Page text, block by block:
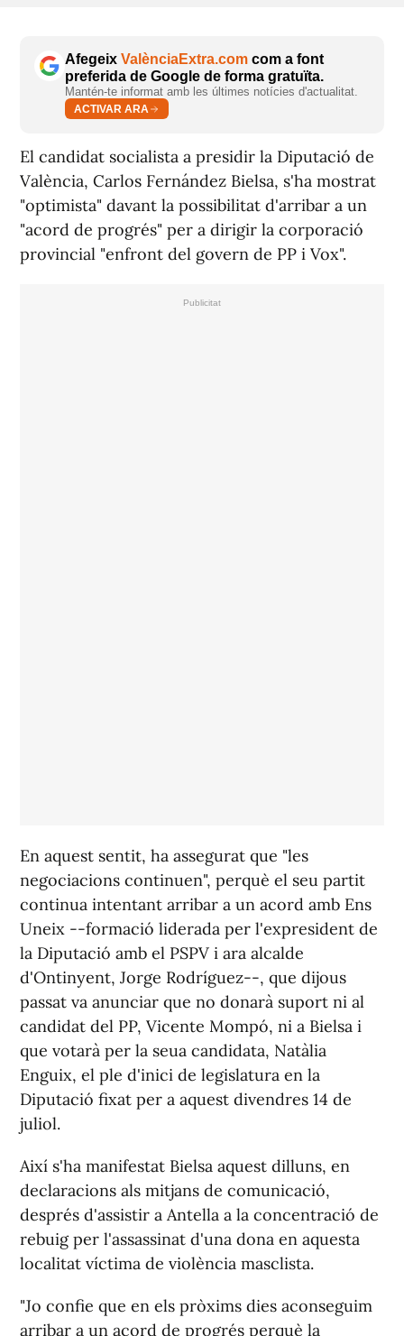
Afegeix ValènciaExtra.com com a font
preferida de Google de forma gratuïta.
Mantén-te informat amb les últimes notícies d'actualitat.
ACTIVAR ARA
El candidat socialista a presidir la Diputació de
València, Carlos Fernández Bielsa, s'ha mostrat
"optimista" davant la possibilitat d'arribar a un
"acord de progrés" per a dirigir la corporació
provincial "enfront del govern de PP i Vox".
En aquest sentit, ha assegurat que "les
negociacions continuen", perquè el seu partit
continua intentant arribar a un acord amb Ens
Uneix --formació liderada per l'expresident de
la Diputació amb el PSPV i ara alcalde
d'Ontinyent, Jorge Rodríguez--, que dijous
passat va anunciar que no donarà suport ni al
candidat del PP, Vicente Mompó, ni a Bielsa i
que votarà per la seua candidata, Natàlia
Enguix, el ple d'inici de legislatura en la
Diputació fixat per a aquest divendres 14 de
juliol.
Així s'ha manifestat Bielsa aquest dilluns, en
declaracions als mitjans de comunicació,
després d'assistir a Antella a la concentració de
rebuig per l'assassinat d'una dona en aquesta
localitat víctima de violència masclista.
"Jo confie que en els pròxims dies aconseguim
arribar a un acord de progrés perquè la